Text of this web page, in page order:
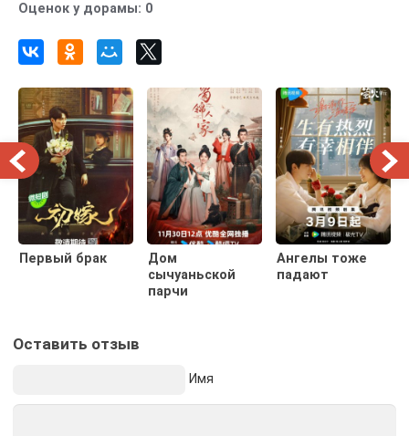
Оценок у дорамы: 0
Первый брак
Дом
сычуаньской
парчи
Ангелы тоже
падают
Оставить отзыв
Имя